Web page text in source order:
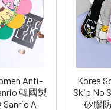
Anti-
韓國製
A
Korea
Skip No
矽膠